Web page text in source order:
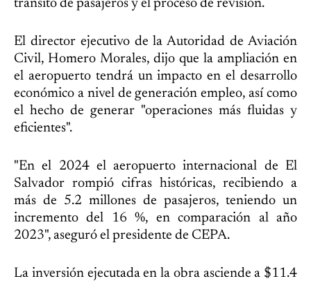
tránsito de pasajeros y el proceso de revisión.
El director ejecutivo de la Autoridad de Aviación
Civil, Homero Morales, dijo que la ampliación en
el aeropuerto tendrá un impacto en el desarrollo
económico a nivel de generación empleo, así como
el hecho de generar "operaciones más fluidas y
eficientes".
"En el 2024 el aeropuerto internacional de El
Salvador rompió cifras históricas, recibiendo a
más de 5.2 millones de pasajeros, teniendo un
incremento del 16 %, en comparación al año
2023", aseguró el presidente de CEPA.
La inversión ejecutada en la obra asciende a $11.4